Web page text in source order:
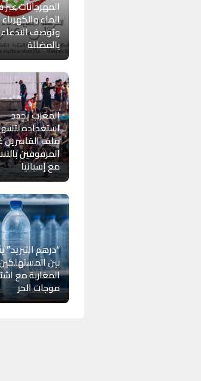
المهرجانات عبر
الماء والكهرباء
وتوصف
بالمضللة
المغرب يجدد
استعداده
ملف القاصرين
المرفوقين
مع إسبانيا
“درهم التبريد”
بين
المغاربة مع
موجات الحر